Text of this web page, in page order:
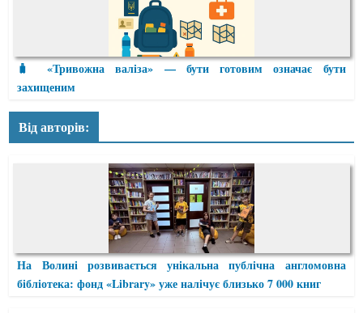
🧳 «Тривожна валіза» — бути готовим означає бути
захищеним
Від авторів:
На Волині розвивається унікальна публічна англомовна
бібліотека: фонд «Library» уже налічує близько 7 000 книг